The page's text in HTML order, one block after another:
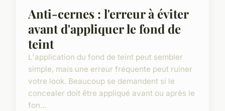
Anti-cernes : l'erreur à éviter
avant d'appliquer le fond de
teint
L'application du fond de teint peut sembler
simple, mais une erreur fréquente peut ruiner
votre look. Beaucoup se demandent si le
concealer doit être appliqué avant ou après le
fon...